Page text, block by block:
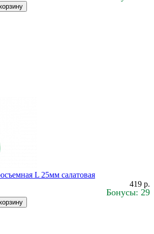
L 25мм салатовая
419 р.
Бонусы: 29